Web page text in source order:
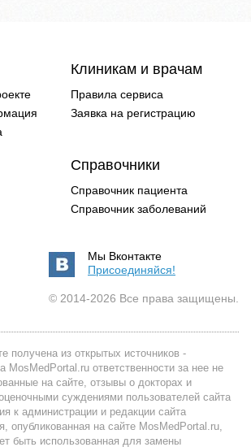
Клиникам и врачам
Правила сервиса
Заявка на регистрацию
Справочники
Справочник пациента
Справочник заболеваний
Мы Вконтакте
Присоединяйся!
© 2014-2026 Все права защищены.
получена из открытых источников -
MosMedPortal.ru ответственности за нее не
на сайте, отзывы о докторах и
суждениями пользователей сайта
к администрации и редакции сайта
опубликованная на сайте MosMedPortal.ru,
быть использованная для замены